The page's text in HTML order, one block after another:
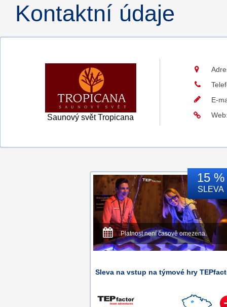
Kontaktní údaje
Saunový svět Tropicana
E-
15 %
SLEVA
Platnost není časově omezena.
Sleva na vstup na týmové hry